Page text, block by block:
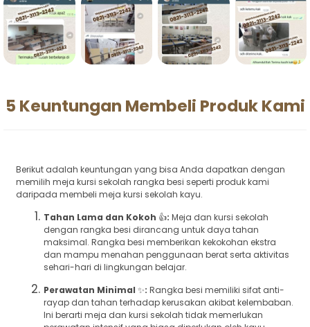
5 Keuntungan Membeli Produk Kami
Berikut adalah keuntungan yang bisa Anda dapatkan dengan
memilih meja kursi sekolah rangka besi seperti produk kami
daripada membeli meja kursi sekolah kayu.
Tahan Lama dan Kokoh 👍: Meja dan kursi sekolah
dengan rangka besi dirancang untuk daya tahan
maksimal. Rangka besi memberikan kekokohan ekstra
dan mampu menahan penggunaan berat serta aktivitas
sehari-hari di lingkungan belajar.
Perawatan Minimal ✨: Rangka besi memiliki sifat anti-
rayap dan tahan terhadap kerusakan akibat kelembaban.
Ini berarti meja dan kursi sekolah tidak memerlukan